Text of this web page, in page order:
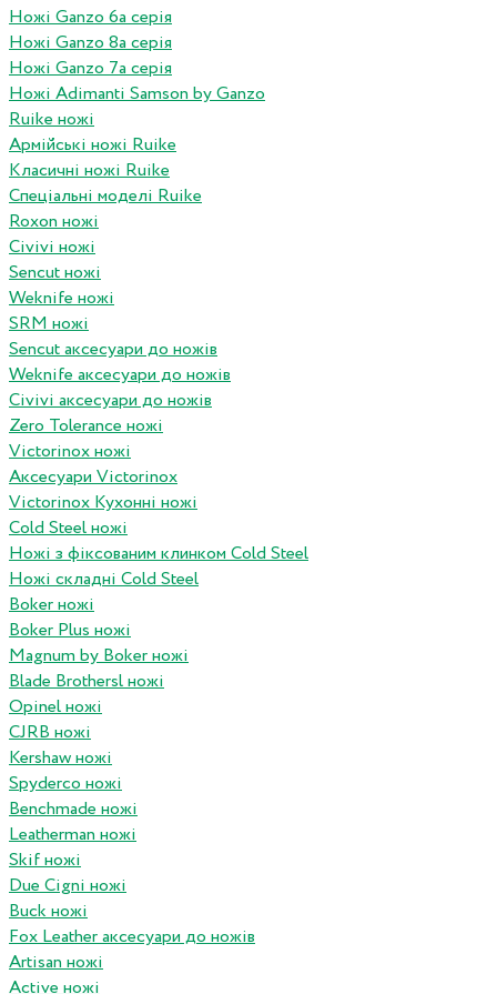
Ножі Ganzo 6а серія
Ножі Ganzo 8а серія
Ножі Ganzo 7а серія
Ножі Adimanti Samson by Ganzo
Ruike ножі
Армійські ножі Ruike
Класичні ножі Ruike
Спеціальні моделі Ruike
Roxon ножi
Civivi ножі
Sencut ножі
Weknife ножі
SRM ножі
Sencut аксесуари до ножів
Weknife аксесуари до ножів
Civivi аксесуари до ножів
Zero Tolerance ножі
Victorinox ножі
Аксесуари Victorinox
Victorinox Кухонні ножі
Cold Steel ножі
Ножі з фіксованим клинком Cold Steel
Ножі складні Cold Steel
Boker ножі
Boker Plus ножі
Magnum by Boker ножі
Blade Brothersl ножі
Opinel ножі
CJRB ножі
Kershaw ножі
Spyderco ножі
Benchmade ножі
Leatherman ножі
Skif ножі
Due Cigni ножі
Buck ножі
Fox Leather аксесуари до ножів
Artisan ножі
Active ножі